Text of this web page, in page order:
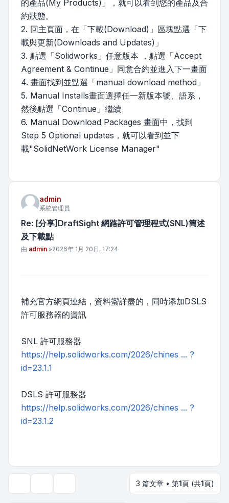
的產品(My Products)」，就可以看到您的產品及合
約狀態。
2. 回主頁面，在「下載(Download)」區塊點選「下
載與更新(Downloads and Updates)」
3. 點選「Solidworks」任意版本 ，點選「Accept
Agreement & Continue」同意合約並進入下一畫面
4. 畫面找到並點選「manual download method」
5. Manual Installs畫面選擇任一新版本號、語系，
然後點選「Continue」繼續
6. Manual Download Packages 畫面中，找到
Step 5 Optional updates，就可以看到並下
載"SolidNetWork License Manager"
admin
系統管理員
Re: [分享]DraftSight 網路許可管理程式(SNL)簡述
及下載點
文章
由 admin »2026年 1月 20日, 17:24
補充官方網頁連結，資料蠻詳盡的，同時添加DSLS
許可服務器的資訊
SNL 許可服務器
https://help.solidworks.com/2026/chines ... ?
id=23.1.1
DSLS 許可服務器
https://help.solidworks.com/2026/chines ... ?
id=23.1.2
3 篇文章 • 第1頁 (共1頁)